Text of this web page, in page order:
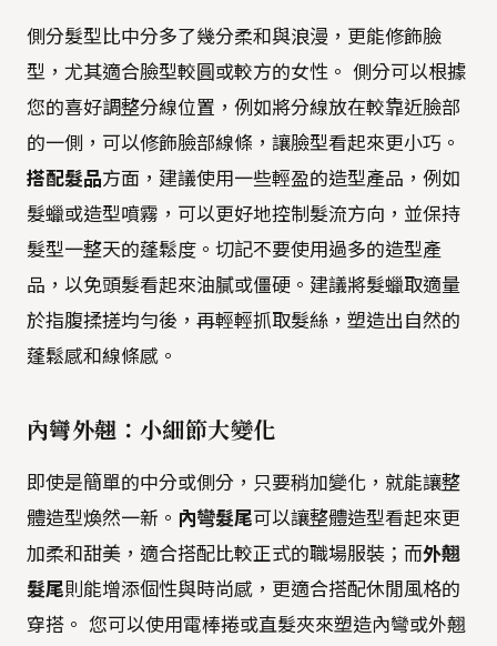
側分髮型比中分多了幾分柔和與浪漫，更能修飾臉
型，尤其適合臉型較圓或較方的女性。 側分可以根據
您的喜好調整分線位置，例如將分線放在較靠近臉部
的一側，可以修飾臉部線條，讓臉型看起來更小巧。
搭配髮品方面，建議使用一些輕盈的造型產品，例如
髮蠟或造型噴霧，可以更好地控制髮流方向，並保持
髮型一整天的蓬鬆度。切記不要使用過多的造型產
品，以免頭髮看起來油膩或僵硬。建議將髮蠟取適量
於指腹揉搓均勻後，再輕輕抓取髮絲，塑造出自然的
蓬鬆感和線條感。
內彎外翹：小細節大變化
即使是簡單的中分或側分，只要稍加變化，就能讓整
體造型煥然一新。 內彎髮尾可以讓整體造型看起來更
加柔和甜美，適合搭配比較正式的職場服裝；而外翹
髮尾則能增添個性與時尚感，更適合搭配休閒風格的
穿搭。 您可以使用電棒捲或直髮夾來塑造內彎或外翹